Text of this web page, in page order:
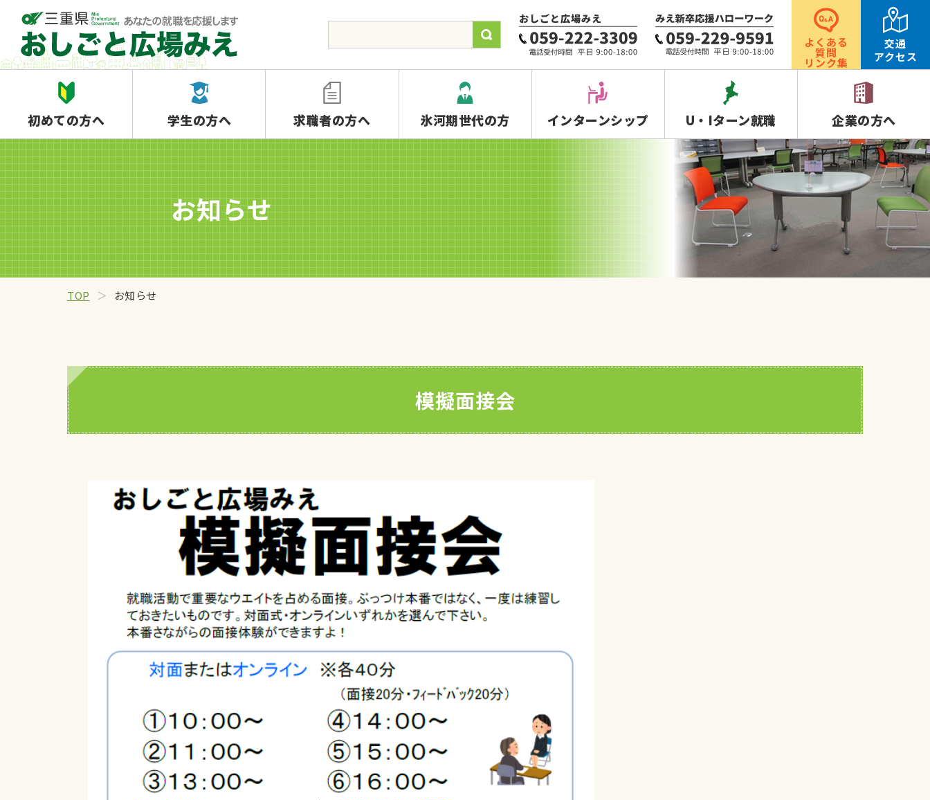
よくある
質問
リンク集
交通
アクセス
初めての方へ 学生の方へ 求職者の方へ 氷河期世代の方 インターンシップ U・Iターン就職 企業の方へ
お知らせ
TOP お知らせ
模擬面接会